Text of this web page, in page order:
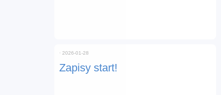
Zapisy start!
⋅ 2026-01-28